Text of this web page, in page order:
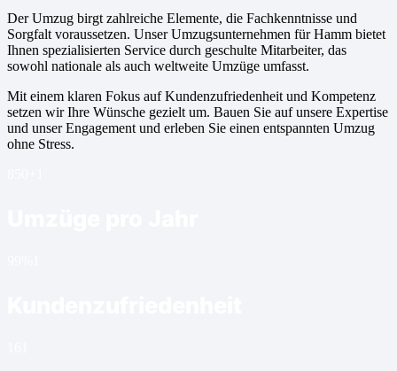
Der Umzug birgt zahlreiche Elemente, die Fachkenntnisse und
Sorgfalt voraussetzen. Unser Umzugsunternehmen für Hamm bietet
Ihnen spezialisierten Service durch geschulte Mitarbeiter, das
sowohl nationale als auch weltweite Umzüge umfasst.
Mit einem klaren Fokus auf Kundenzufriedenheit und Kompetenz
setzen wir Ihre Wünsche gezielt um. Bauen Sie auf unsere Expertise
und unser Engagement und erleben Sie einen entspannten Umzug
ohne Stress.